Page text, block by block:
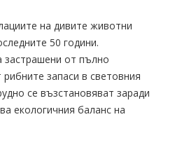
на дивите животни
50 години.
от пълно
запаси в световния
се възстановяват заради
екологичния баланс на